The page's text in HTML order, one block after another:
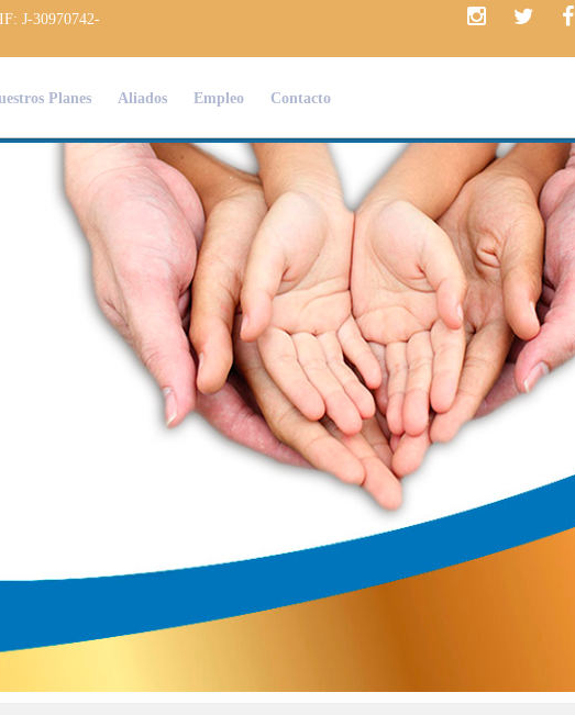
J-30970742-
Planes Aliados Empleo Contacto